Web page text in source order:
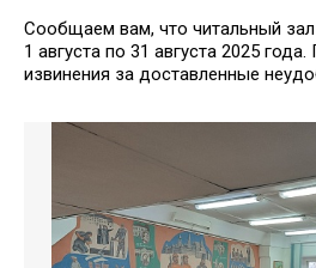
Сообщаем вам, что читальный
1 августа по 31 августа 2025
извинения за доставленные